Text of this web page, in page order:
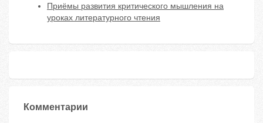
Приёмы развития критического мышления на
уроках литературного чтения
Комментарии